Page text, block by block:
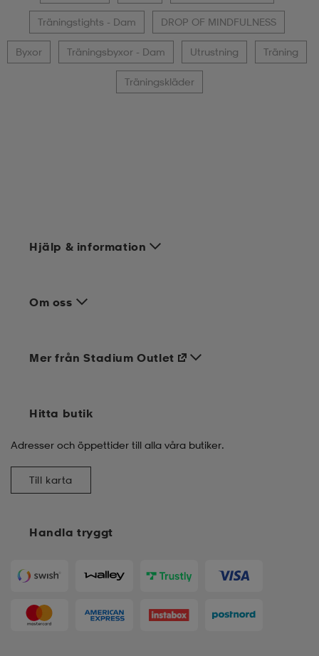
Träningstights - Dam DROP OF MINDFULNESS
Byxor Träningsbyxor - Dam Utrustning Träning
Träningskläder
Hjälp & information
Om oss
Handla tryggt
Mer från Stadium Outlet
Hitta butik
Adresser och öppettider till alla våra butiker.
Till karta